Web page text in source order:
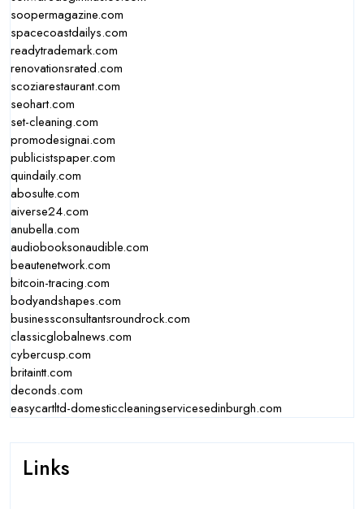
soopermagazine.com
spacecoastdailys.com
readytrademark.com
renovationsrated.com
scoziarestaurant.com
seohart.com
set-cleaning.com
promodesignai.com
publicistspaper.com
quindaily.com
abosulte.com
aiverse24.com
anubella.com
audiobooksonaudible.com
beautenetwork.com
bitcoin-tracing.com
bodyandshapes.com
businessconsultantsroundrock.com
classicglobalnews.com
cybercusp.com
britaintt.com
deconds.com
easycartltd-domesticcleaningservicesedinburgh.com
Links